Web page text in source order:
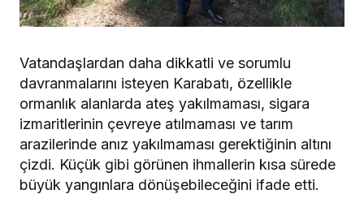
Vatandaşlardan daha dikkatli ve sorumlu
davranmalarını isteyen Karabatı, özellikle
ormanlık alanlarda ateş yakılmaması, sigara
izmaritlerinin çevreye atılmaması ve tarım
arazilerinde anız yakılmaması gerektiğinin altını
çizdi. Küçük gibi görünen ihmallerin kısa sürede
büyük yangınlara dönüşebileceğini ifade etti.